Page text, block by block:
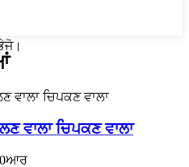
ਵਾਲਾ ਚਿਪਕਣ ਵਾਲਾ